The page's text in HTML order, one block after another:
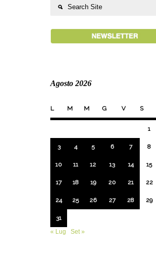
Agosto 2026
L M M G V S
1
3 4 5 6 7 8
10 11 12 13 14 15
17 18 19 20 21 22
24 25 26 27 28 29
31
« Lug
Set »